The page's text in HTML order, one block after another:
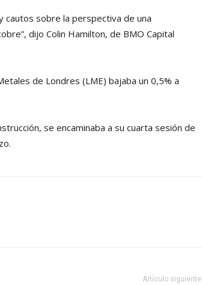
cautos sobre la perspectiva de una
dijo Colin Hamilton, de BMO Capital
de Londres (LME) bajaba un 0,5% a
se encaminaba a su cuarta sesión de
Artículo siguiente